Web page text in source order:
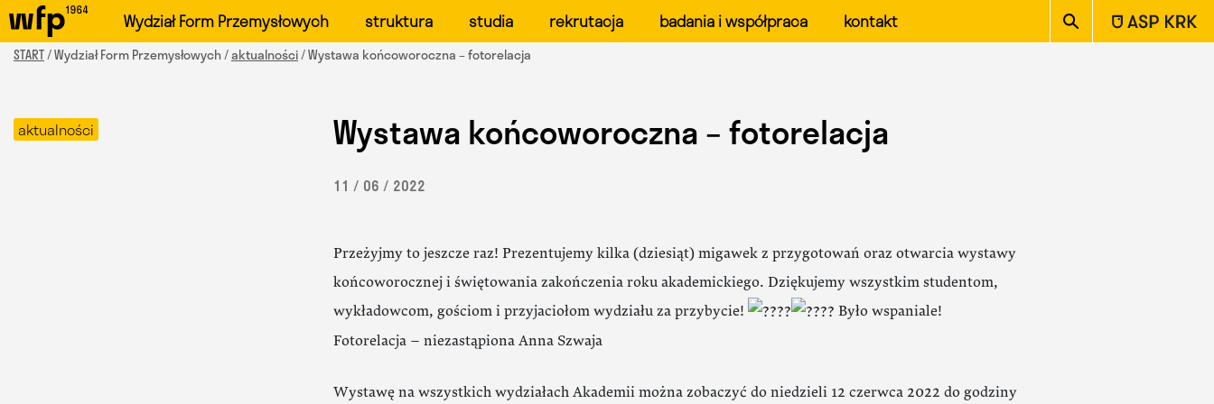
Oficjalna witryna Wydziału Form Przemysłowych ASP w Krakowie
Wydział Form Przemysłowych struktura studia rekrutacja badania i współpraca kontakt
START/ Wydział Form Przemysłowych /aktualności/ Wystawa końcoworoczna – fotorelacja
aktualności Wystawa końcoworoczna – fotorelacja
11 / 06 / 2022
Przeżyjmy to jeszcze raz! Prezentujemy kilka (dziesiąt) migawek z przygotowań oraz otwarcia wystawy
końcoworocznej i świętowania zakończenia roku akademickiego. Dziękujemy wszystkim studentom,
wykładowcom, gościom i przyjaciołom wydziału za przybycie!
Było wspaniale!
Fotorelacja – niezastąpiona Anna Szwaja
Wystawę na wszystkich wydziałach Akademii można zobaczyć do niedzieli 12 czerwca 2022 do godziny